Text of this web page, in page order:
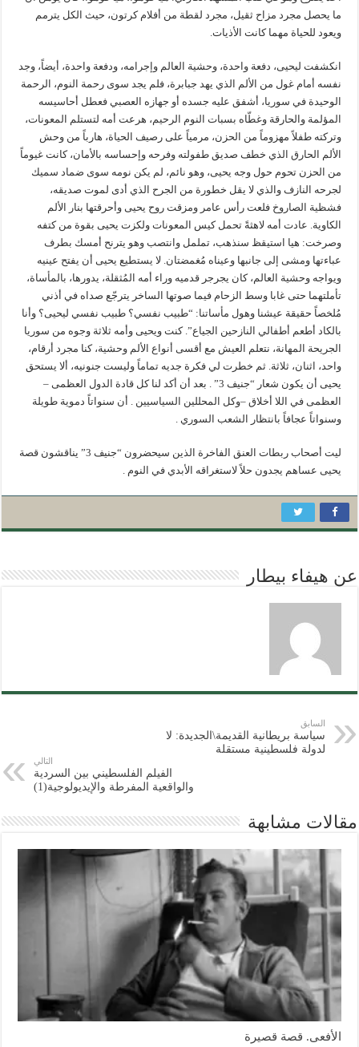
ما يحصل مجرد مزاح ثقيل، مجرد لقطة من أفلام كرتون، حيث الكل يترمم
ويعود للحياة مهما كانت الأذيات.
انكشفت ليحيى، دفعة واحدة، وحشية العالم وإجرامه، ودفعة واحدة، أيضاً، وجد
نفسه أمام غول من الألم الذي يهد جبابرة، فلم يجد سوى رحمة النوم، الرحمة
الوحيدة في سوريا، أشفق عليه جسده أو جهازه العصبي فعطل أحاسيسه
المؤلمة والحارقة وغطّاه بسبات النوم الرحيم، هرعت أمه لتستلم المعونات،
وتركته طفلاً مهزوماً من الحزن، مرمياً على رصيف الحياة، هارباً من وحش
الألم الحارق الذي خطف صديق طفولته وفرحه وإحساسه بالأمان، كانت غيوماً
من الحزن تحوم حول وجه يحيى، وهو نائم، لم يكن نومه سوى ضماد سميك
لجرحه النازف والذي لا يقل خطورة من الجرح الذي أدى لموت صديقه،
فشظية الصاروخ فلعت رأس عامر ومزقت روح يحيى وأحرقتها بنار الألم
الكاوية. عادت أمه لاهثةً تحمل كيس المعونات ولكزت يحيى بقوة من كتفه
وصرخت: هيا استيقظ سنذهب، تململ وانتصب وهو يترنح أمسك بطرف
عباءتها ومشى إلى جانبها وعيناه مُغمضتان. لا يستطيع يحيى أن يفتح عينيه
ويواجه وحشية العالم، كان يجرجر قدميه وراء أمه المُثقلة، يدورها، بالمأساة،
تأملتهما حتى غابا وسط الزحام فيما صوتها الساخر يترجّع صداه في أذني
مُلخصاً حقيقة عيشنا وهول مأساتنا: “طبيب نفسي؟ طبيب نفسي ليحيى؟ وأنا
بالكاد أطعم أطفالي النازحين الجياع”. كنت ويحيى وأمه ثلاثة وجوه من سوريا
الجريحة المهانة، نتعلم العيش مع أقسى أنواع الألم وحشية، كنا مجرد أرقام،
واحد، اثنان، ثلاثة. ثم خطرت لي فكرة جديه تماماً وليست جنونيه، ألا يستحق
يحيى أن يكون شعار “جنيف 3” . بعد أن أكد لنا كل قادة الدول العظمى –
العظمى في اللا أخلاق –وكل المحللين السياسيين . أن سنواتاً دموية طويلة
وسنواتاً عجافاً بانتظار الشعب السوري .
ليت أصحاب ربطات العنق الفاخرة الذين سيحضرون “جنيف 3” يناقشون قصة
يحيى عساهم يجدون حلاً لاستغراقه الأبدي في النوم .
عن هيفاء بيطار
السابق
سياسة بريطانية القديمة\الجديدة: لا
لدولة فلسطينية مستقلة
التالي
الفيلم الفلسطيني بين السردية
والواقعية المفرطة والإيديولوجية(1)
مقالات مشابهة
الأفعى. قصة قصيرة